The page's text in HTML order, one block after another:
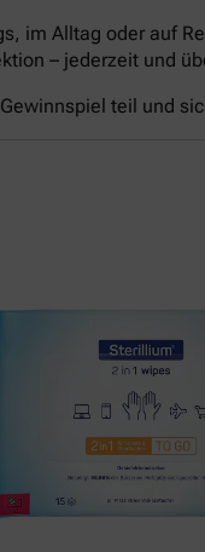
im Alltag oder auf
– jederzeit und
teil und